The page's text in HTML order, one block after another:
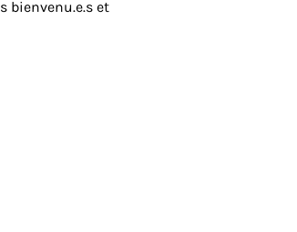
bienvenu.e.s et